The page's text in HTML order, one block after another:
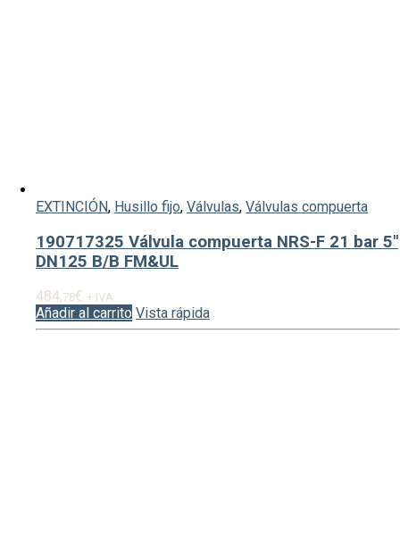
EXTINCIÓN, Husillo fijo, Válvulas, Válvulas compuerta
190717325 Válvula compuerta NRS-F 21 bar 5″
DN125 B/B FM&UL
484,78€ + IVA
Añadir al carrito Vista rápida